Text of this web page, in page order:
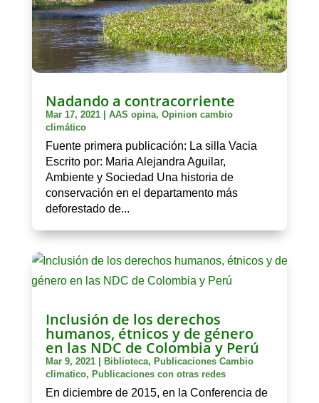
Nadando a contracorriente
Mar 17, 2021| AAS opina, Opinion cambio
climático
Fuente primera publicación: La silla Vacia
Escrito por: Maria Alejandra Aguilar,
Ambiente y Sociedad Una historia de
conservación en el departamento más
deforestado de...
Inclusión de los derechos
humanos, étnicos y de género
en las NDC de Colombia y Perú
Mar 9, 2021| Biblioteca, Publicaciones Cambio
climatico, Publicaciones con otras redes
En diciembre de 2015, en la Conferencia de